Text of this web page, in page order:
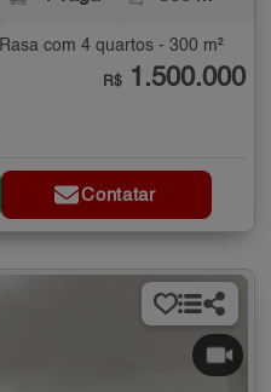
com 4 quartos - 300 m²
R$ 1.500.000
Contatar